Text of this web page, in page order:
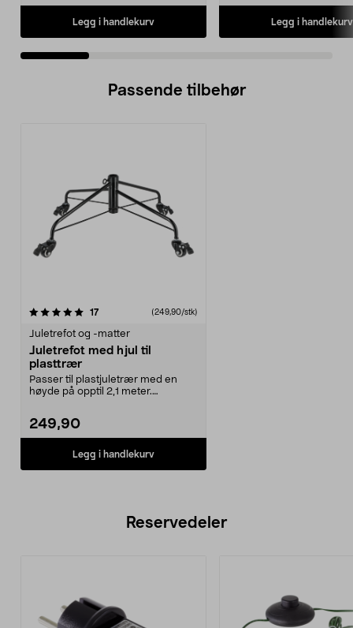
Legg i handlekurv Legg i handlekurv
Passende tilbehør
17anmeldelser(249,90/stk)
Juletrefot og -matter
Juletrefot med hjul til
plasttrær
Passer til plastjuletrær med en
høyde på opptil 2,1 meter.
249,90
Legg i handlekurv
Reservedeler